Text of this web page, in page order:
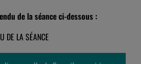
de la séance ci-dessous :
DE LA SÉANCE